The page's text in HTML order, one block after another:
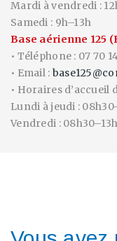
Mardi à vendredi :
Samedi : 9h–13h
Base aérienne 125
• Téléphone : 07 70
• Email :
• Horaires d’accueil
Lundi à jeudi :
Vendredi :